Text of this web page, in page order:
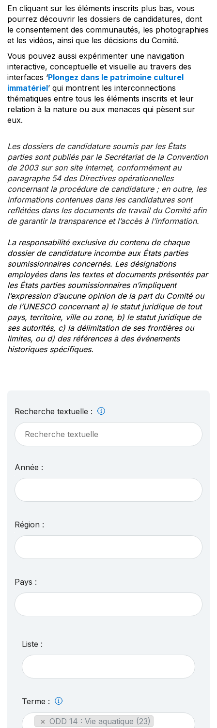
En cliquant sur les éléments inscrits plus bas, vous
pourrez découvrir les dossiers de candidatures, dont
le consentement des communautés, les photographies
et les vidéos, ainsi que les décisions du Comité.
Vous pouvez aussi expérimenter une navigation
interactive, conceptuelle et visuelle au travers des
interfaces ‘Plongez dans le patrimoine culturel
immatériel’ qui montrent les interconnections
thématiques entre tous les éléments inscrits et leur
relation à la nature ou aux menaces qui pèsent sur
eux.
Les dossiers de candidature soumis par les États
parties sont publiés par le Secrétariat de la Convention
de 2003 sur son site Internet, conformément au
paragraphe 54 des Directives opérationnelles
concernant la procédure de candidature ; en outre, les
informations contenues dans les candidatures sont
reflétées dans les documents de travail du Comité afin
de garantir la transparence et l’accès à l’information.
La responsabilité exclusive du contenu de chaque
dossier de candidature incombe aux États parties
soumissionnaires concernés. Les désignations
employées dans les textes et documents présentés par
les États parties soumissionnaires n’impliquent
l’expression d’aucune opinion de la part du Comité ou
de l’UNESCO concernant a) le statut juridique de tout
pays, territoire, ville ou zone, b) le statut juridique de
ses autorités, c) la délimitation de ses frontières ou
limites, ou d) des références à des événements
historiques spécifiques.
Recherche textuelle :
Année :
Région :
Pays :
Liste :
Terme :
× ODD 14 : Vie aquatique (23)